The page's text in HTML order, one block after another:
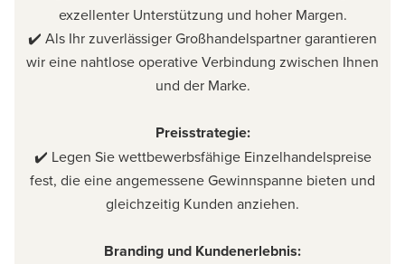
exzellenter Unterstützung und hoher Margen.
✔️ Als Ihr zuverlässiger Großhandelspartner garantieren
wir eine nahtlose operative Verbindung zwischen Ihnen
und der Marke.
Preisstrategie:
✔️ Legen Sie wettbewerbsfähige Einzelhandelspreise
fest, die eine angemessene Gewinnspanne bieten und
gleichzeitig Kunden anziehen.
Branding und Kundenerlebnis: